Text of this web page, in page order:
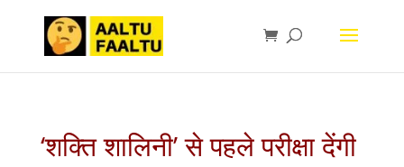
‘शक्ति शालिनी’ से पहले परीक्षा देंगी